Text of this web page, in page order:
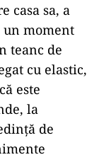
casa sa, a
un moment
teanc de
cu elastic,
este
la
de